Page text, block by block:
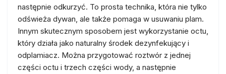
następnie odkurzyć. To prosta technika, która nie tylko
odświeża dywan, ale także pomaga w usuwaniu plam.
Innym skutecznym sposobem jest wykorzystanie octu,
który działa jako naturalny środek dezynfekujący i
odplamiacz. Można przygotować roztwór z jednej
części octu i trzech części wody, a następnie